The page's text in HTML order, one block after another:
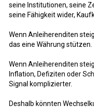
seine Institutionen, seine
seine Fähigkeit wider,
Wenn Anleiherenditen
das eine Währung stützen.
Wenn Anleiherenditen
Inflation, Defiziten oder
Signal komplizierter.
Deshalb könnten